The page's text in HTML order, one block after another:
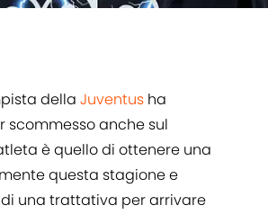
della Juventus ha
anche sul
è quello di ottenere una
questa stagione e
una trattativa per arrivare